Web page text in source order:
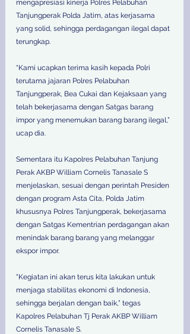
mengapresiasi kinerja Polres Pelabuhan
Tanjungperak Polda Jatim, atas kerjasama
yang solid, sehingga perdagangan ilegal dapat
terungkap.
“Kami ucapkan terima kasih kepada Polri
terutama jajaran Polres Pelabuhan
Tanjungperak, Bea Cukai dan Kejaksaan yang
telah bekerjasama dengan Satgas barang
impor yang menemukan barang barang ilegal,”
ucap dia.
Sementara itu Kapolres Pelabuhan Tanjung
Perak AKBP William Cornelis Tanasale S
menjelaskan, sesuai dengan perintah Presiden
dengan program Asta Cita, Polda Jatim
khususnya Polres Tanjungperak, bekerjasama
dengan Satgas Kementrian perdagangan akan
menindak barang barang yang melanggar
ekspor impor.
"Kegiatan ini akan terus kita lakukan untuk
menjaga stabilitas ekonomi di Indonesia,
sehingga berjalan dengan baik,” tegas
Kapolres Pelabuhan Tj Perak AKBP William
Cornelis Tanasale S.